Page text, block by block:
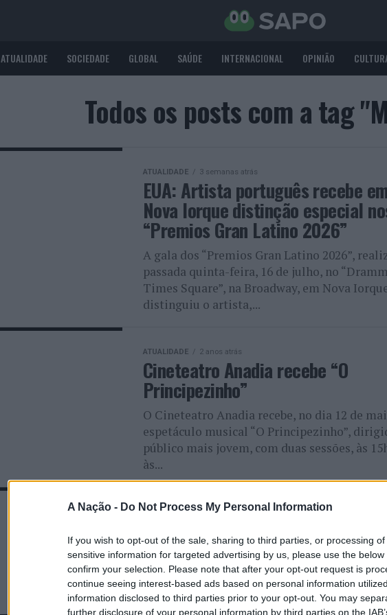
A Nação - Do Not Process My Personal Information
If you wish to opt-out of the sale, sharing to third parties, or processing
sensitive information for targeted advertising by us, please use the
confirm your selection. Please note that after your opt-out request is
continue seeing interest-based ads based on personal information
information disclosed to third parties prior to your opt-out. You may
further disclosure of your personal information by third parties on the
ATUALIDADE SOCIEDADE GLOBAL SAÚDE INTERNACIONAL OPINIÃO
Todos os posts com a tag
ATUALIDADE 3 semanas atrás
EUA: Artista português recebe
Nova Iorque distinção especial
“Premios Gran Latino 2026”
A gala dos “Premios Gran Latino 2026”,
passada quinta-feira, 16 de julho, no
Times Square”, na Broadway, em Nova
distinguiu o artista,...
ATUALIDADE 2 anos atrás
Cineteatro Anadia recebe “O
Principezinho”
O Cineteatro Anadia recebe, no dia 12 de
espetáculo musical “O Principezinho”,
público mais jovem, com duas sessões, às
às...
ATUALIDADE 3 anos atrás
Musical “Panda e os Caricas” está
regresso
O Panda e os Caricas estão de volta com
músicas e Espetáculo Musical em 2023